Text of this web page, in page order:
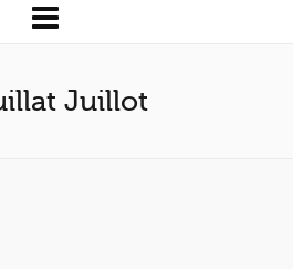
Juillot